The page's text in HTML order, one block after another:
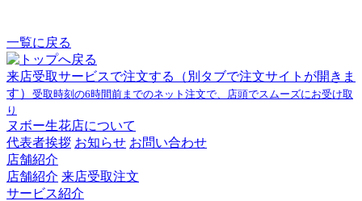
一覧に戻る
来店受取サービスで注文する
（別タブで注文サイトが開きま
す） 受取時刻の6時間前までのネット注文で、店頭でスムーズにお受け取
り
ヌボー生花店について
代表者挨拶 お知らせ お問い合わせ
店舗紹介
店舗紹介 来店受取注文
サービス紹介